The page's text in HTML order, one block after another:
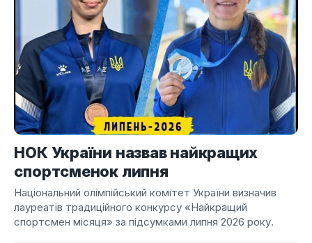
НОК України назвав найкращих
спортсменок липня
Національний олімпійський комітет України визначив
лауреатів традиційного конкурсу «Найкращий
спортсмен місяця» за підсумками липня 2026 року.